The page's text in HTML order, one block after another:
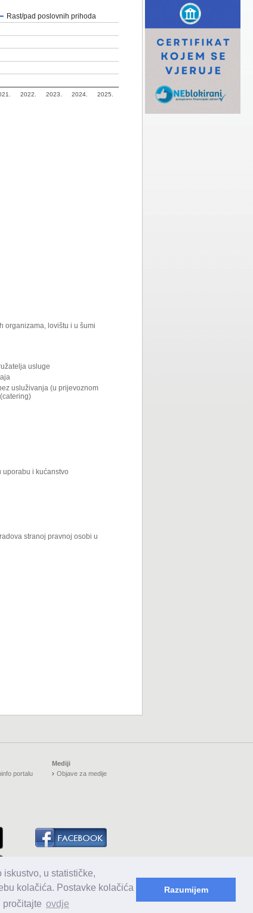
u statističke,
kolačića. Postavke kolačića
pročitajte ovdje
Razumijem
Rast/pad poslovnih prihoda
2022. 2023. 2024. 2025.
organizama, lovištu i u šumi
usluge
usluživanja (u prijevoznom
i kućanstvo
stranoj pravnoj osobi u
portalu
Mediji
Objave za medije